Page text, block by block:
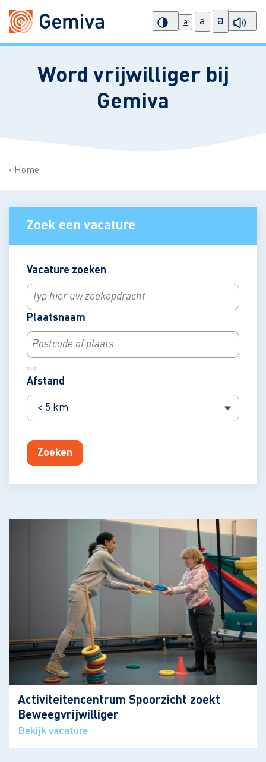
a a a
Word vrijwilliger bij
Gemiva
Home
Zoek een vacature
Vacature zoeken
In de
buurt
van
Plaatsnaam
Afstand
Activiteitencentrum Spoorzicht zoekt
Beweegvrijwilliger
Bekijk vacature